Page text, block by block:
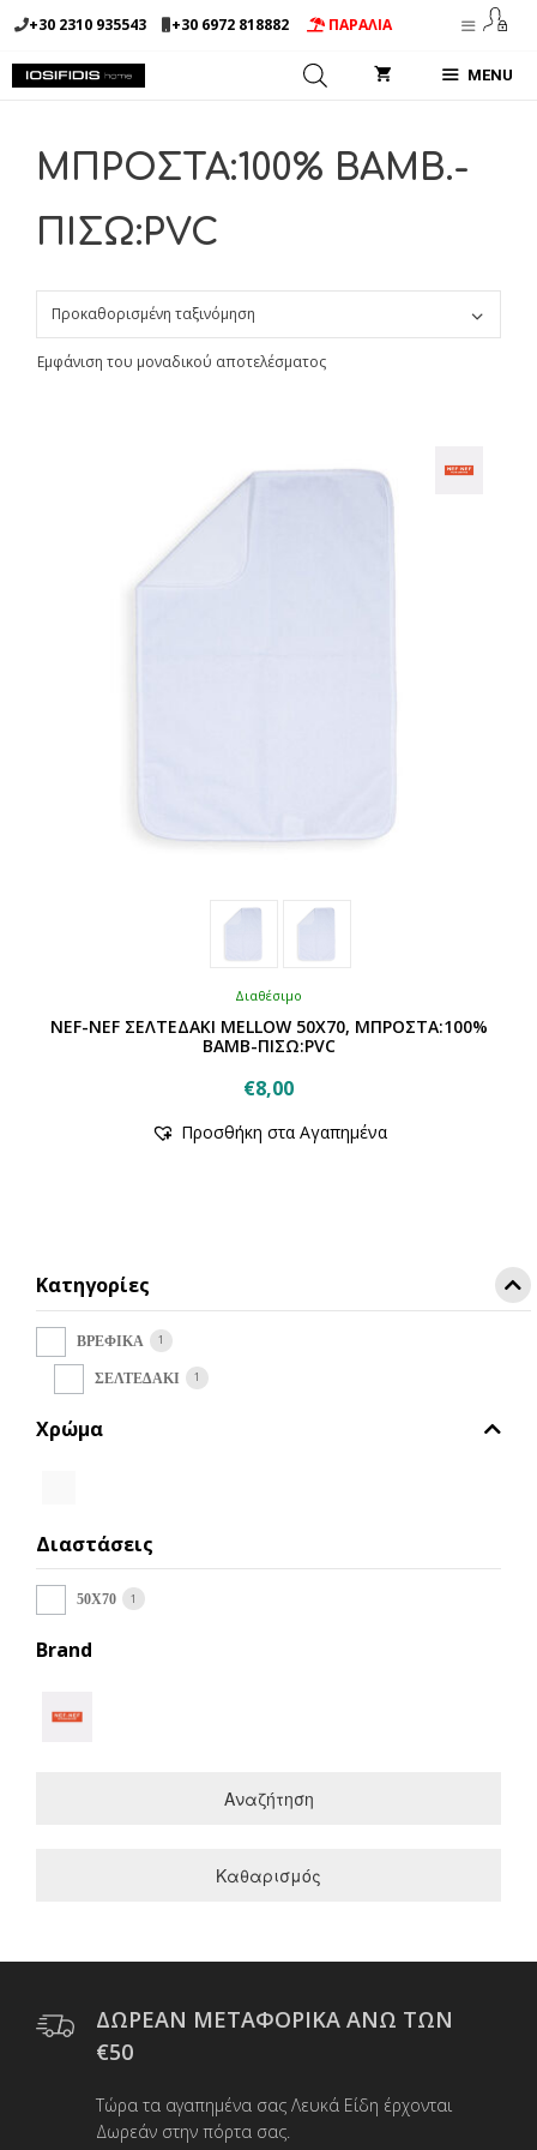
Μετάβαση
σε
περιεχόμενο
+30 2310 935543 +30 6972 818882 ΠΑΡΑΛΙΑ
MENU
ΜΠΡΟΣΤΑ:100% ΒΑΜΒ.-
ΠΙΣΩ:PVC
Εμφάνιση του μοναδικού αποτελέσματος
Διαθέσιμο
NEF-NEF ΣΕΛΤΕΔΑΚΙ MELLOW 50X70, ΜΠΡΟΣΤΑ:100%
ΒΑΜΒ-ΠΙΣΩ:PVC
€8,00
το
μπορούν
Προσθήκη στα Αγαπημένα
Κατηγορίες
ΒΡΕΦΙΚΑ 1
ΣΕΛΤΕΔΑΚΙ 1
Χρώμα
Διαστάσεις
50Χ70 1
Brand
Αναζήτηση
Καθαρισμός
ΔΩΡΕΑΝ ΜΕΤΑΦΟΡΙΚΑ ΑΝΩ ΤΩΝ
€50
Τώρα τα αγαπημένα σας Λευκά Είδη έρχονται
Δωρεάν στην πόρτα σας.